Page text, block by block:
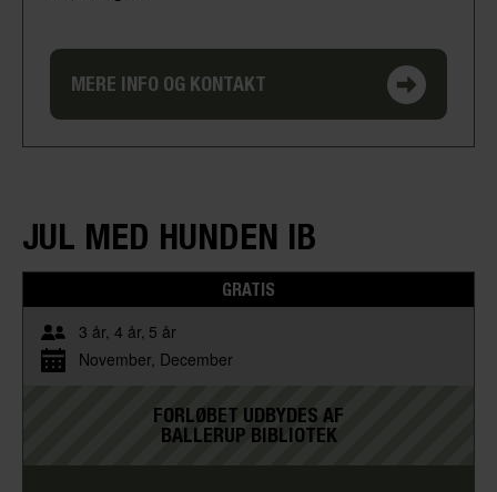
MERE INFO OG KONTAKT
JUL MED HUNDEN IB
GRATIS
3 år 4 år 5 år
November December
FORLØBET UDBYDES AF
BALLERUP BIBLIOTEK